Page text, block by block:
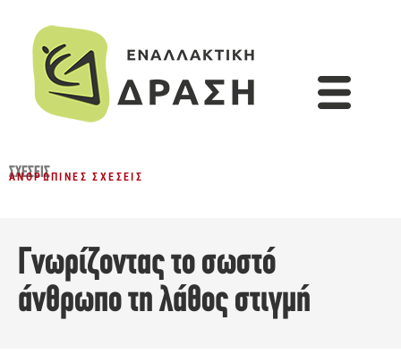
ΣΧΈΣΕΙΣ
ΑΝΘΡΏΠΙΝΕΣ ΣΧΈΣΕΙΣ
Γνωρίζοντας το σωστό
άνθρωπο τη λάθος στιγμή